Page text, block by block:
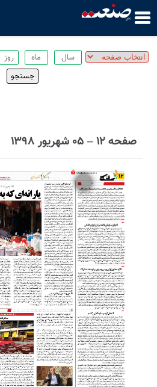
صفحه ۱۲ – ۰۵ شهریور ۱۳۹۸
3